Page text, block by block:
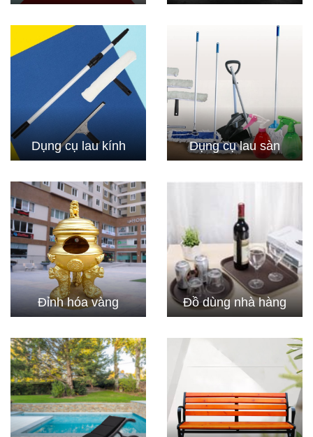
Dụng cụ lau kính Dụng cụ lau sàn
Đỉnh hóa vàng Đồ dùng nhà hàng